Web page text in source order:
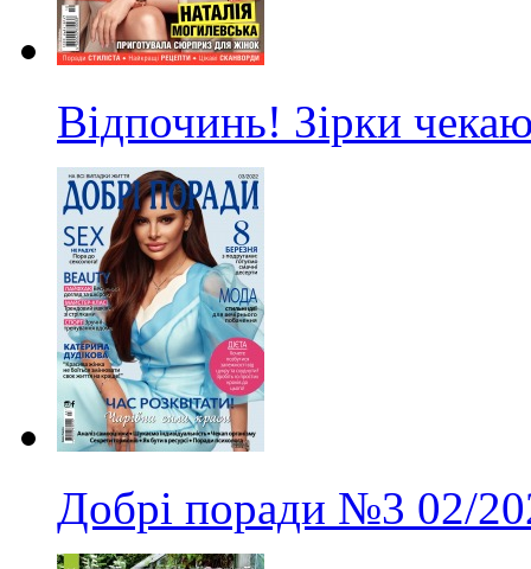
Відпочинь! Зірки
Добрі поради №3 02/